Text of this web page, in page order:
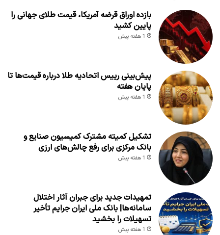
بازده اوراق قرضه آمریکا، قیمت طلای جهانی را
پایین کشید
1 هفته پیش
پیش‌بینی رییس اتحادیه طلا درباره قیمت‌ها تا
پایان هفته
1 هفته پیش
تشکیل کمیته مشترک کمیسیون صنایع و
بانک مرکزی برای رفع چالش‌های ارزی
1 هفته پیش
تمهیدات جدید برای جبران آثار اختلال
سامانه‌ها| بانک ملی ایران جرایم تأخیر
تسهیلات را بخشید
1 هفته پیش